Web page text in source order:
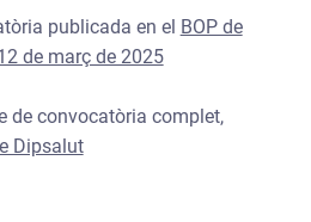
publicada en el BOP de
de març de 2025
de convocatòria complet,
Dipsalut